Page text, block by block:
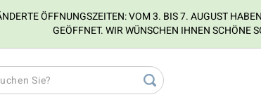
ÖFFNUNGSZEITEN: VOM 3. BIS 7. AUGUST
GEÖFFNET. WIR WÜNSCHEN IHNEN SCHÖNE